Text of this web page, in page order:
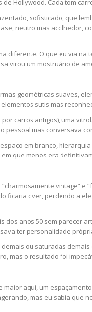
Hollywood. Cada tom
sofisticado, que
neutro mas acolhedor,
diferente. O que eu via na
virou um mostruário de
geométricas suaves,
sutis mas
carros antigos), uma
pessoal mas conversava
em branco,
que menos era
vintage” e
ficaria over, perdendo a
dos anos 50 sem parecer
ter personalidade
ou saturadas
mas o resultado foi
aqui, um
mas eu sabia que